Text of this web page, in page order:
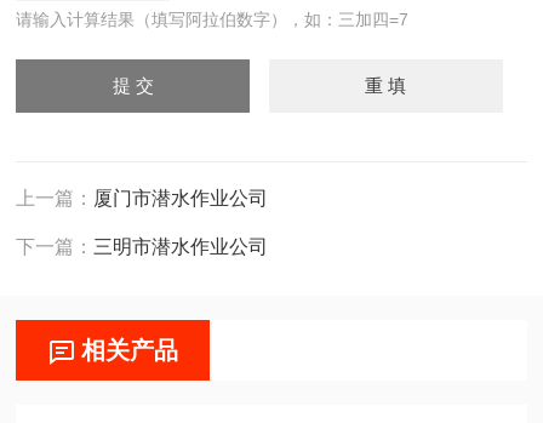
请输入计算结果（填写阿拉伯数字），如：三加四=7
上一篇： 厦门市潜水作业公司
下一篇： 三明市潜水作业公司
相关产品